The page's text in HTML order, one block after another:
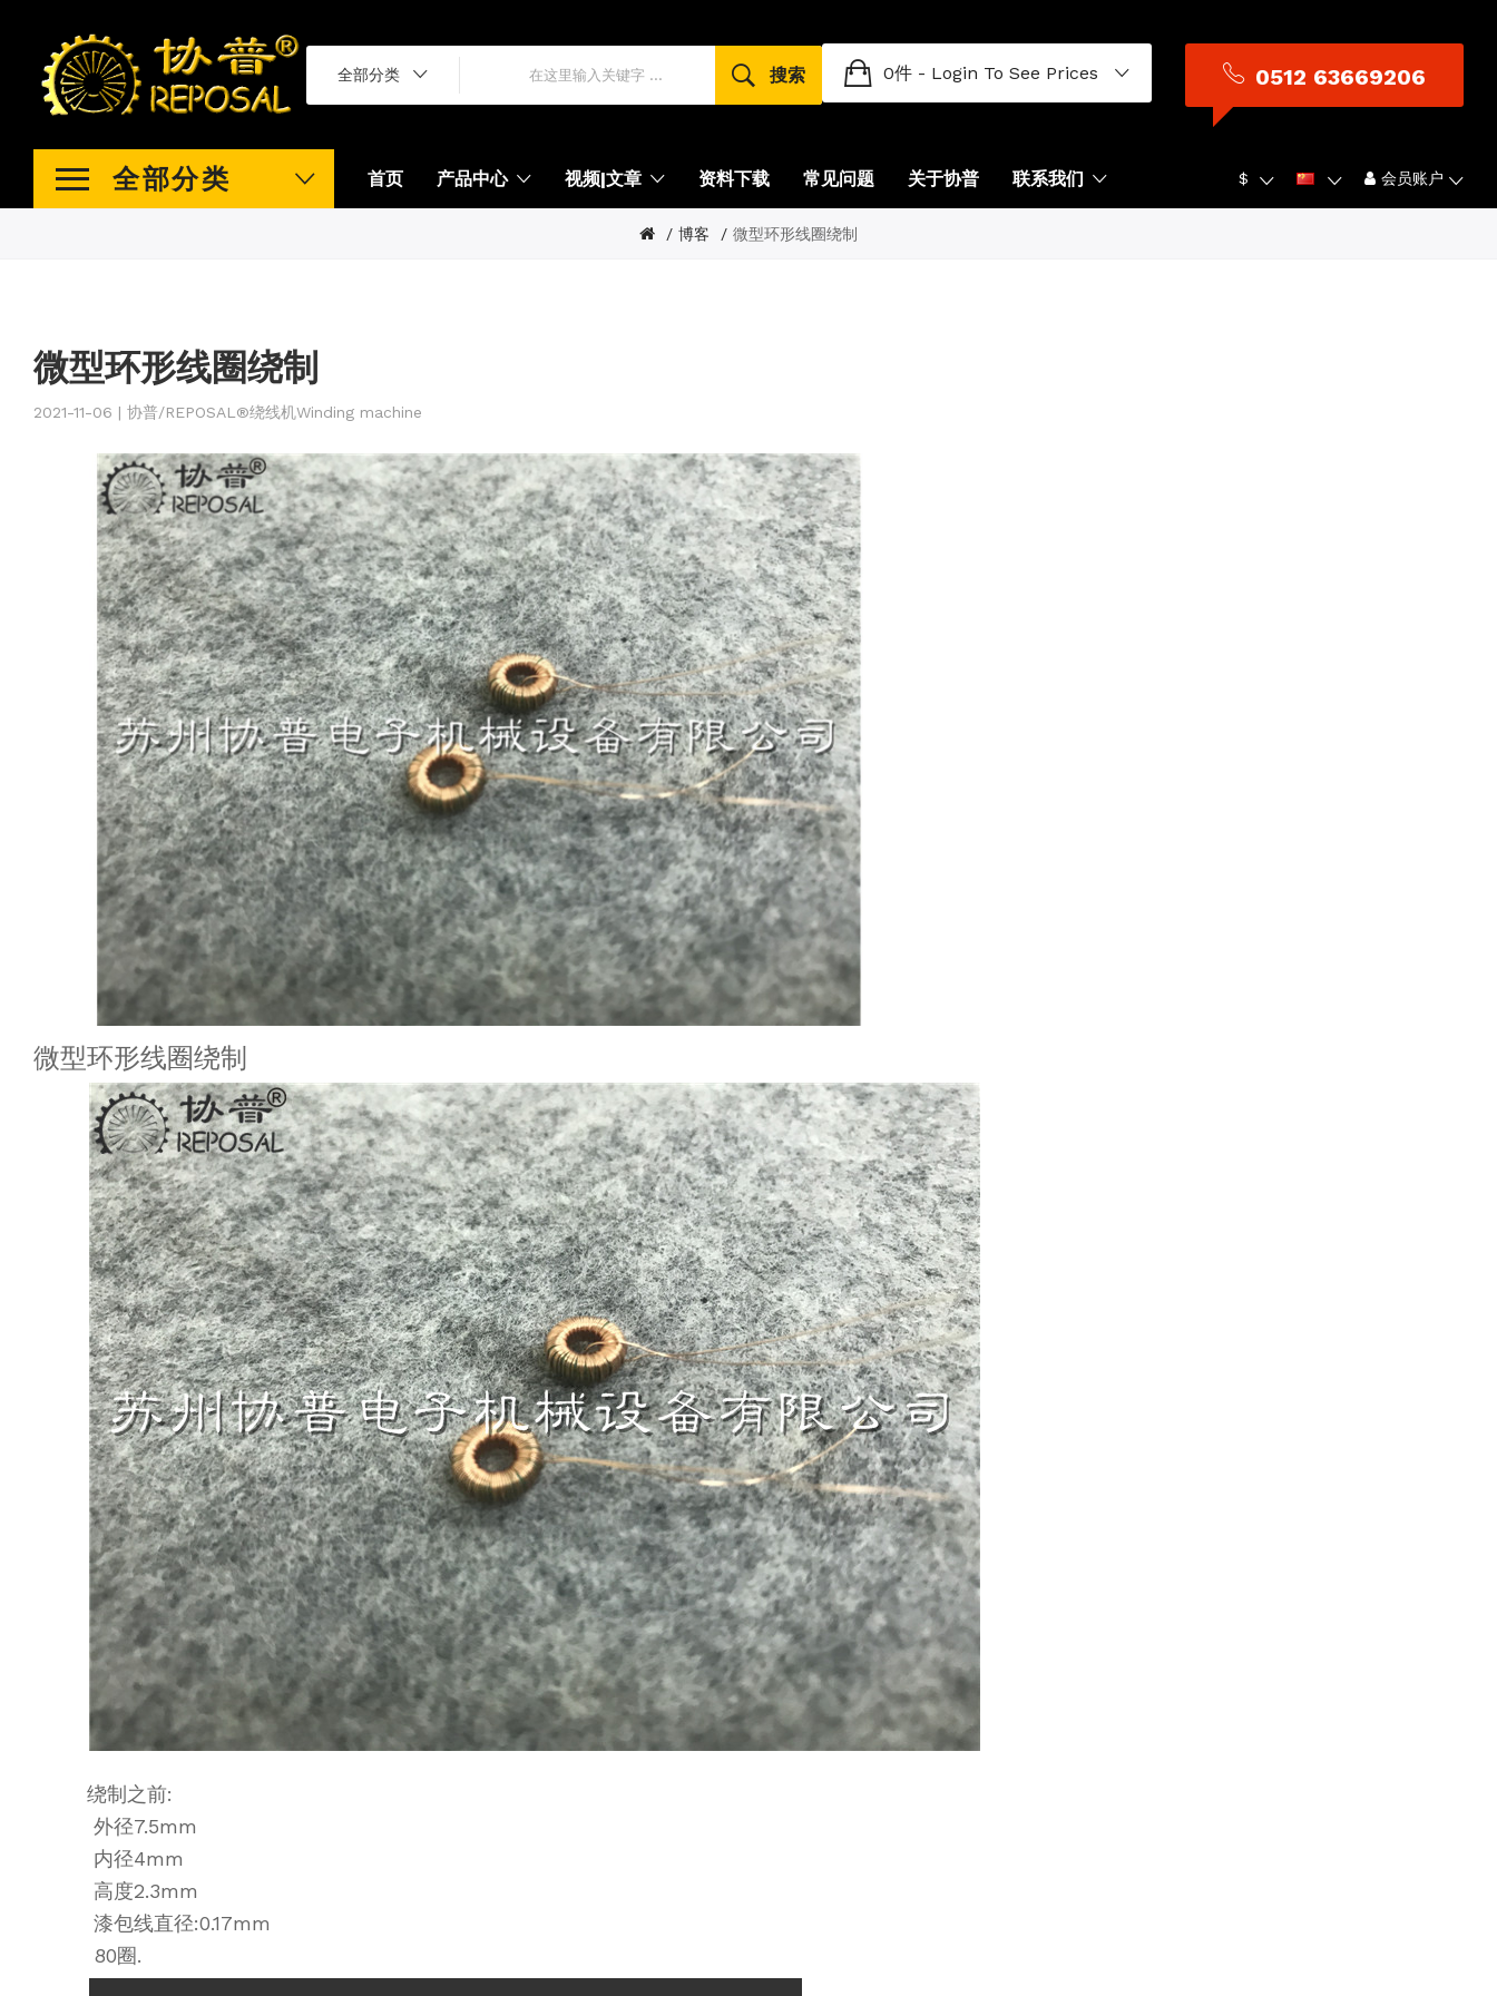
全部分类 首页 产品中心 视频|文章 资料下载 常见问题 关于协普 联系我们 $ 会员账户
全部分类 搜索 0件 - Login To See Prices 0512 63669206
博客 微型环形线圈绕制
微型环形线圈绕制
2021-11-06 | 协普/REPOSAL®绕线机Winding machine
微型环形线圈绕制
绕制之前:
外径7.5mm
内径4mm
高度2.3mm
漆包线直径:0.17mm
80圈.